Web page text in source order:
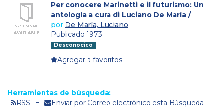
Per conocere Marinetti e il futurismo: Un
antología a cura di Luciano De María /
por De María, Luciano
Publicado 1973
Desconocido
Agregar a favoritos
Herramientas de búsqueda:
RSS
Enviar por Correo electrónico esta Búsqueda